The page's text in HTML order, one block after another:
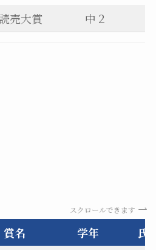
読売大賞 中２
スクロールできます
賞名 学年
氏